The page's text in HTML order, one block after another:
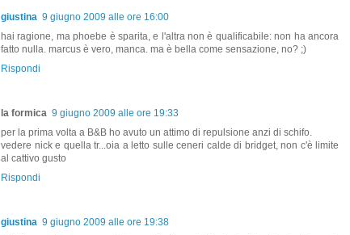
giustina 9 giugno 2009 alle ore 16:00
hai ragione, ma phoebe è sparita, e l'altra non è qualificabile: non ha ancora
fatto nulla. marcus è vero, manca. ma è bella come sensazione, no? ;)
Rispondi
la formica 9 giugno 2009 alle ore 19:33
per la prima volta a B&B ho avuto un attimo di repulsione anzi di schifo.
vedere nick e quella tr...oia a letto sulle ceneri calde di bridget, non c'è limite
al cattivo gusto
Rispondi
giustina 9 giugno 2009 alle ore 19:38